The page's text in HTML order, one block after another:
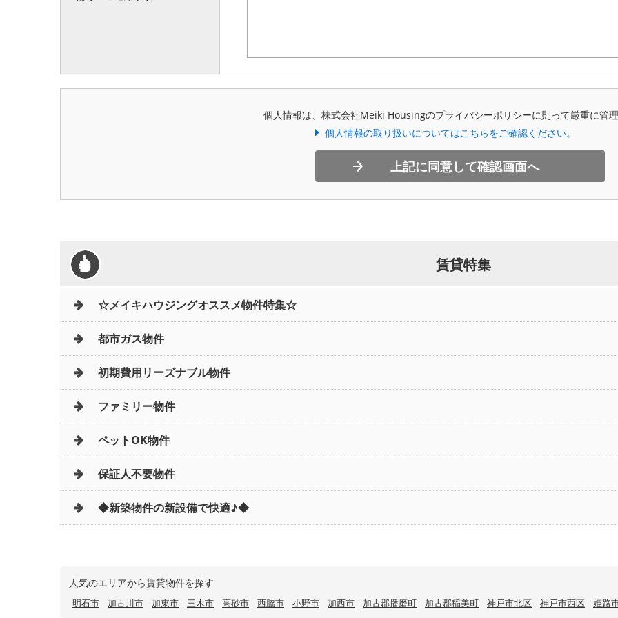
個人情報は、株式会社Meiki Housingのプライバシーポリシーに則って厳重に管理
個人情報の取り扱いについてはこちらをご確認ください。
上記に同意して確認画面へ
賃貸特集
☆メイキハウジングオススメ物件特集☆
都市ガス物件
初期費用リーズナブル物件
ファミリー物件
ペットOK物件
保証人不要物件
◆新築物件の新設備で快適♪◆
人気のエリアから賃貸物件を探す
明石市 加古川市 加東市 三木市 高砂市 西脇市 小野市 加西市 加古郡播磨町 加古郡稲美町 神戸市北区 神戸市西区 姫路